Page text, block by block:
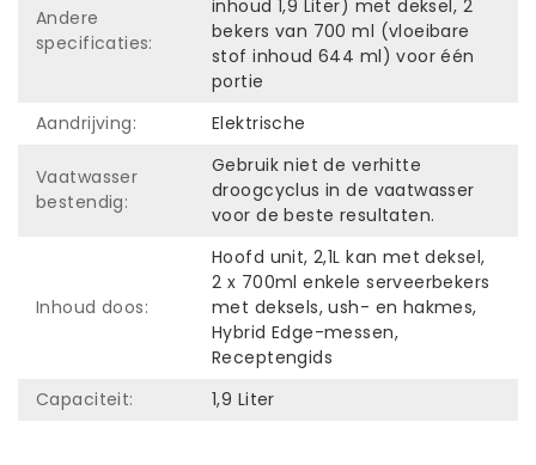
Andere
specificaties:
inhoud 1,9 Liter) met deksel, 2
bekers van 700 ml (vloeibare
stof inhoud 644 ml) voor één
portie
Aandrijving:
Elektrische
Vaatwasser
bestendig:
Gebruik niet de verhitte
droogcyclus in de vaatwasser
voor de beste resultaten.
Inhoud doos:
Hoofd unit, 2,1L kan met deksel,
2 x 700ml enkele serveerbekers
met deksels, ush- en hakmes,
Hybrid Edge-messen,
Receptengids
Capaciteit:
1,9 Liter